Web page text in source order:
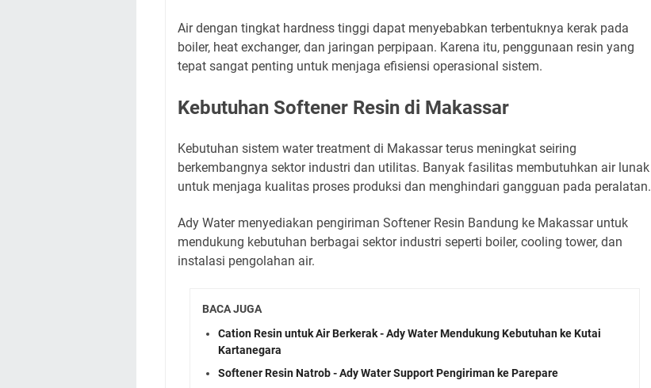
Air dengan tingkat hardness tinggi dapat menyebabkan terbentuknya kerak pada
boiler, heat exchanger, dan jaringan perpipaan. Karena itu, penggunaan resin yang
tepat sangat penting untuk menjaga efisiensi operasional sistem.
Kebutuhan Softener Resin di Makassar
Kebutuhan sistem water treatment di Makassar terus meningkat seiring
berkembangnya sektor industri dan utilitas. Banyak fasilitas membutuhkan air lunak
untuk menjaga kualitas proses produksi dan menghindari gangguan pada peralatan.
Ady Water menyediakan pengiriman Softener Resin Bandung ke Makassar untuk
mendukung kebutuhan berbagai sektor industri seperti boiler, cooling tower, dan
instalasi pengolahan air.
BACA JUGA
Cation Resin untuk Air Berkerak - Ady Water Mendukung Kebutuhan ke Kutai
Kartanegara
Softener Resin Natrob - Ady Water Support Pengiriman ke Parepare